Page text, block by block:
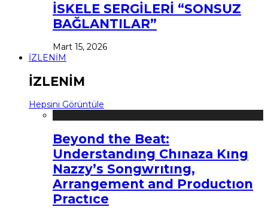
İSKELE SERGİLERİ “SONSUZ
BAĞLANTILAR”
Mart 15, 2026
İZLENİM
İZLENİM
Hepsini Görüntüle
Beyond the Beat:
Understandıng Chınaza Kıng
Nazzy’s Songwrıtıng,
Arrangement and Productıon
Practıce